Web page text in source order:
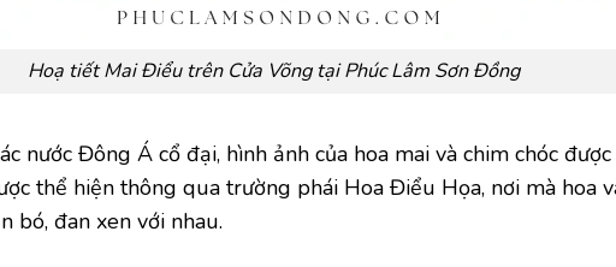
Hoạ tiết Mai Điểu trên Cửa Võng tại Phúc Lâm Sơn Đồng
nước Đông Á cổ đại, hình ảnh của hoa mai và chim chóc
thể hiện thông qua trường phái Hoa Điểu Họa, nơi mà hoa
bó, đan xen với nhau.